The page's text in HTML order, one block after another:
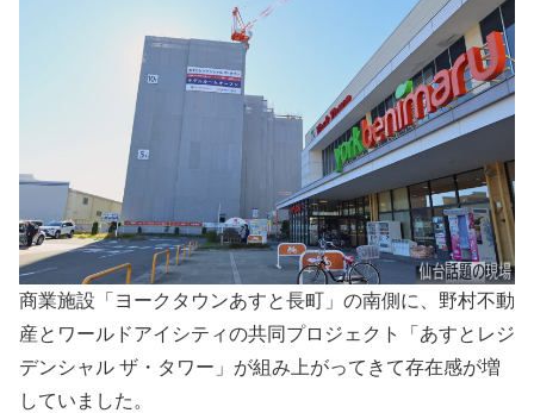
商業施設「ヨークタウンあすと長町」の南側に、野村不動
産とワールドアイシティの共同プロジェクト「あすとレジ
デンシャル ザ・タワー」が組み上がってきて存在感が増
していました。